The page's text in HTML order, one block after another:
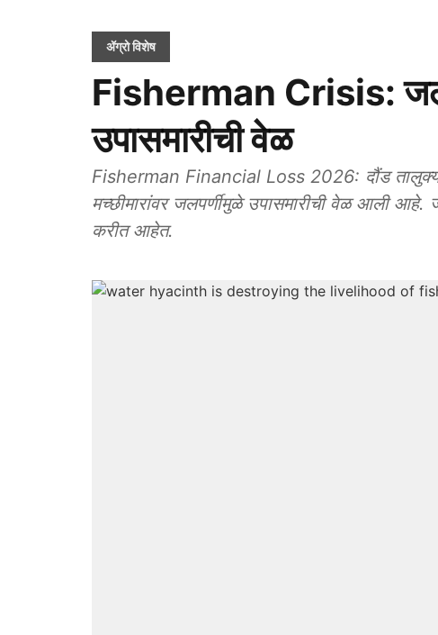
ॲग्रो विशेष
Fisherman Crisis:
उपासमारीची वेळ
Fisherman Financial Loss 2026: दौंड
मच्छीमारांवर जलपर्णीमुळे उपासमारीची वेळ आली आहे.
करीत आहेत.